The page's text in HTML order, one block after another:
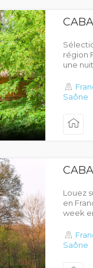
région
une
Saône
Louez
en
week
Saône